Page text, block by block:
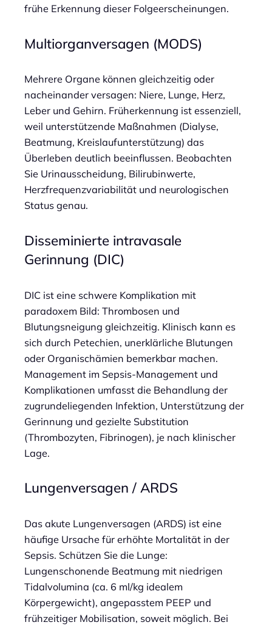
frühe Erkennung dieser Folgeerscheinungen.
Multiorganversagen (MODS)
Mehrere Organe können gleichzeitig oder
nacheinander versagen: Niere, Lunge, Herz,
Leber und Gehirn. Früherkennung ist essenziell,
weil unterstützende Maßnahmen (Dialyse,
Beatmung, Kreislaufunterstützung) das
Überleben deutlich beeinflussen. Beobachten
Sie Urinausscheidung, Bilirubinwerte,
Herzfrequenzvariabilität und neurologischen
Status genau.
Disseminierte intravasale
Gerinnung (DIC)
DIC ist eine schwere Komplikation mit
paradoxem Bild: Thrombosen und
Blutungsneigung gleichzeitig. Klinisch kann es
sich durch Petechien, unerklärliche Blutungen
oder Organischämien bemerkbar machen.
Management im Sepsis-Management und
Komplikationen umfasst die Behandlung der
zugrundeliegenden Infektion, Unterstützung der
Gerinnung und gezielte Substitution
(Thrombozyten, Fibrinogen), je nach klinischer
Lage.
Lungenversagen / ARDS
Das akute Lungenversagen (ARDS) ist eine
häufige Ursache für erhöhte Mortalität in der
Sepsis. Schützen Sie die Lunge:
Lungenschonende Beatmung mit niedrigen
Tidalvolumina (ca. 6 ml/kg idealem
Körpergewicht), angepasstem PEEP und
frühzeitiger Mobilisation, soweit möglich. Bei